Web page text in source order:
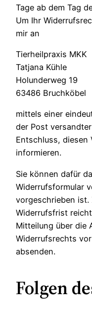
Tage ab dem Tag
Um Ihr
mir an
Tierheilpraxis MKK
Tatjana Kühle
Holunderweg 19
63486 Bruchköbel
mittels einer
der Post
Entschluss, diesen
informieren.
Sie können dafür
Widerrufsformular
vorgeschrieben ist.
Widerrufsfrist
Mitteilung über die
Widerrufsrechts
absenden.
Folgen